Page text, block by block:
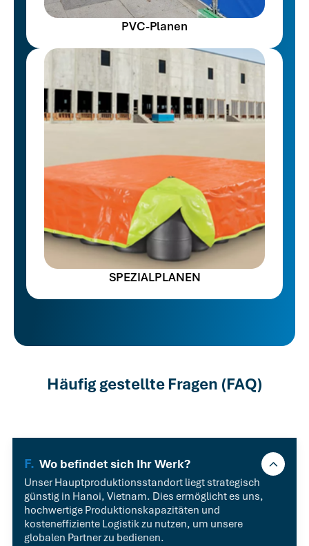
PVC-Planen
SPEZIALPLANEN
Häufig gestellte Fragen (FAQ)
F. Wo befindet sich Ihr Werk?
Unser Hauptproduktionsstandort liegt strategisch
günstig in Hanoi, Vietnam. Dies ermöglicht es uns,
hochwertige Produktionskapazitäten und
kosteneffiziente Logistik zu nutzen, um unsere
globalen Partner zu bedienen.